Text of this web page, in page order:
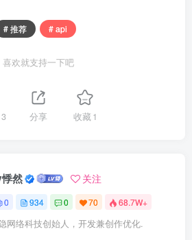
# 推荐 # api
喜欢就支持一下吧
分享 收藏1
然 关注
0 934 0 70 68.7W+
网络科技创始人，开发兼创作优化.